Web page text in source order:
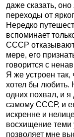
даже сказать,
переходы от
Нередко
вспоминает
СССР
мере, его
говорится с
Я же устроен так,
хотел бы любить.
одних похвал, и
самому СССР, и
искренне и
восхищение теми
позволяет мне